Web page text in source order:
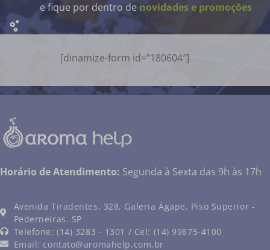
e fique por dentro de novidades e promoções
[dinamize-form id=”180604″]
Horário de Atendimento: Segunda à Sexta das 9h às 17h
Avenida Tiradentes, 328, Galeria Ágape, Piso Superior -
Pederneiras. SP
Telefone: (14) 3283 - 1301 / Cel: (14) 99875-4100
Email: contato@aromahelp.com.br